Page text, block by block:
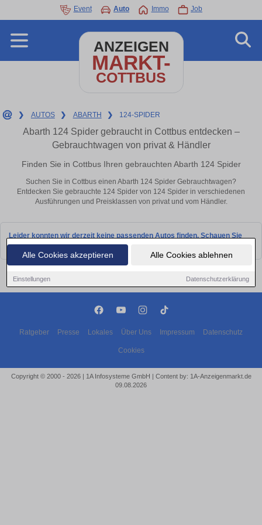
Alle Cookies akzeptieren Alle Cookies ablehnen
Einstellungen Datenschutzerklärung
Event Auto Immo Job
ANZEIGEN
MARKT-
COTTBUS
❯ AUTOS ❯ ABARTH ❯ 124-SPIDER
Abarth 124 Spider gebraucht in Cottbus entdecken –
Gebrauchtwagen von privat & Händler
Finden Sie in Cottbus Ihren gebrauchten Abarth 124 Spider
Suchen Sie in Cottbus einen Abarth 124 Spider Gebrauchtwagen?
Entdecken Sie gebrauchte 124 Spider von 124 Spider in verschiedenen
Ausführungen und Preisklassen von privat und vom Händler.
Leider konnten wir derzeit keine passenden Autos finden. Schauen Sie
bald wieder vorbei!
Ratgeber Presse Lokales Über Uns Impressum Datenschutz
Cookies
Copyright © 2000 - 2026 | 1A Infosysteme GmbH | Content by: 1A-Anzeigenmarkt.de
09.08.2026